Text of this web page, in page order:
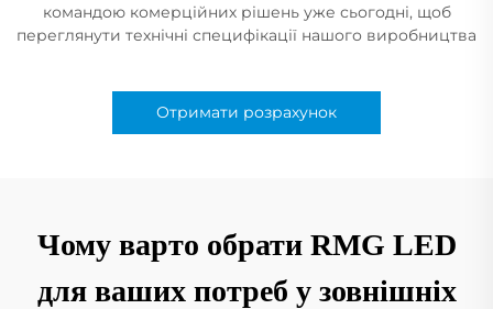
командою комерційних рішень уже сьогодні, щоб
переглянути технічні специфікації нашого виробництва
Отримати розрахунок
Чому варто обрати RMG LED
для ваших потреб у зовнішніх